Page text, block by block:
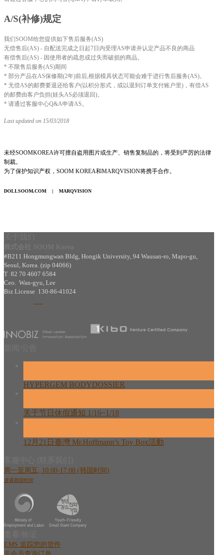
A/S(补修)规定
我们SOOM给您提供如下售后服务(AS)
无偿售后(AS) - 自配送完成之日起7日内受理AS申请并认定产品不良的商品
有偿售后(AS) - 因使用者的疏忽或过失而破损的商品。
* 不限售后服务(AS)期间
* 部分产品在AS保修期(2年)前后,根据模具状态可能会难于进行售后服务(AS)。
* 无偿AS的邮费要退还给客户(以积分形式，或以退到订单支付账户里)，有偿AS
的邮费由客户负担(娃头AS必须退回)。
* 请通过客服中心Q&A申请AS。
Last updated on 15/03/2018
未经SOOMKOREA许可擅自盗用图片或生产、销售复制品的，将受到严厉的法律
制裁。
为了保护知识产权，SOOM KOREA和MARQVISION将携手合作。
DOLLSOOM.COM | MARQVISION
#B211 Hongmungwan Bldg, Hongik University, 94 Wausan-ro, Mapo-gu,
Seoul, Korea. (zip 04066)
T 82 70 4607 6584
Ceo. Wan-gyu, Lee
Biz License 130-86-41024
HYPERGEM BODYDOSSIER
关于节日休假通知 1/16~1/18
12月21日臺灣 Mr.Hoffmann’s Toy Box活動
周一至周五, 10:00-17:00 (韩国时间)
查看韩国时间
EMS 追踪您的货件
非会员查询订单